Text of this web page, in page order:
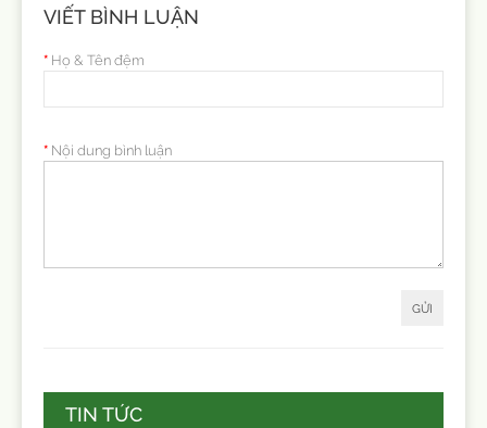
VIẾT BÌNH LUẬN
Họ & Tên đệm
Nội dung bình luận
GỬI
TIN TỨC